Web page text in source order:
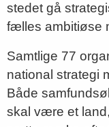
stedet gå
fælles ambitiøse
Samtlige 77
national strategi
Både
skal være et